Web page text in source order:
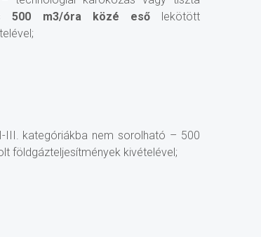
500 m3/óra közé esőlekötött
III. kategóriákba nem sorolható – 500
földgázteljesítmények kivételével;